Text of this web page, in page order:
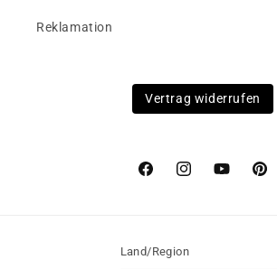
Reklamation
Vertrag widerrufen
FacebookInstagramYouTube
Land/Region